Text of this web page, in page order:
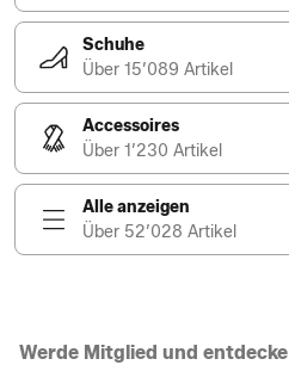
Schuhe
Über 15’089 Artikel
Accessoires
Über 1’230 Artikel
Alle anzeigen
Über 52’028 Artikel
Werde Mitglied und entdecke